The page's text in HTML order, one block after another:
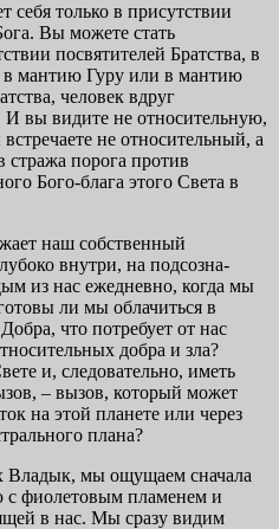
себя только в присут­ствии
Вы можете стать
посвятителей Брат­ства, в
в мантию Гуру или в мантию
человек вдруг
И вы видите не относитель­ную,
не относи­тельный, а
порога против
Бого-блага этого Света в
наш собственный
внутри, на подсозна­
из нас ежедневно, когда мы
ли мы облачиться в
что потребует от нас
добра и зла?
и, следовательно, иметь
– вызов, который может
на этой планете или через
плана?
Владык, мы ощущаем сначала
с фиолетовым пла­менем и
в нас. Мы сразу видим